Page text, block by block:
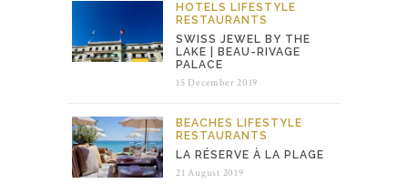
HOTELS LIFESTYLE
RESTAURANTS
SWISS JEWEL BY THE
LAKE | BEAU-RIVAGE
PALACE
15 December 2019
BEACHES LIFESTYLE
RESTAURANTS
LA RÉSERVE À LA PLAGE
21 August 2019